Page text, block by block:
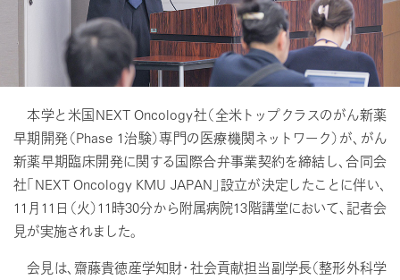
本学と米国NEXT Oncology社（全米トップクラスのがん新薬
早期開発（Phase 1治験）専門の医療機関ネットワーク）が、がん
新薬早期臨床開発に関する国際合弁事業契約を締結し、合同会
社「NEXT Oncology KMU JAPAN」設立が決定したことに伴い、
11月11日（火）11時30分から附属病院13階講堂において、記者会
見が実施されました。
会見は、齋藤貴徳産学知財・社会貢献担当副学長（整形外科学